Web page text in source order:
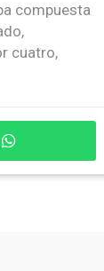
compuesta
cuatro,